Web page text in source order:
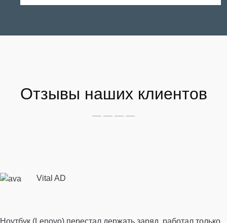
Отзывы наших клиентов
Vital AD
Ноутбук (Lenovo) перестал держать заряд, работал только